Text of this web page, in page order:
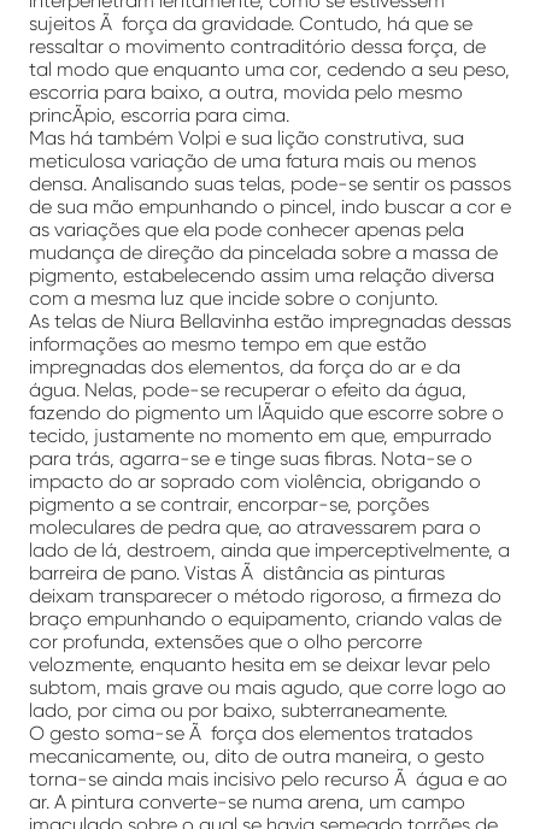
sujeitos Ã força da gravidade. Contudo, há que se
ressaltar o movimento contraditório dessa força, de
tal modo que enquanto uma cor, cedendo a seu peso,
escorria para baixo, a outra, movida pelo mesmo
princÃ­pio, escorria para cima.
Mas há também Volpi e sua lição construtiva, sua
meticulosa variação de uma fatura mais ou menos
densa. Analisando suas telas, pode-se sentir os passos
de sua mão empunhando o pincel, indo buscar a cor e
as variações que ela pode conhecer apenas pela
mudança de direção da pincelada sobre a massa de
pigmento, estabelecendo assim uma relação diversa
com a mesma luz que incide sobre o conjunto.
As telas de Niura Bellavinha estão impregnadas dessas
informações ao mesmo tempo em que estão
impregnadas dos elementos, da força do ar e da
água. Nelas, pode-se recuperar o efeito da água,
fazendo do pigmento um lÃ­quido que escorre sobre o
tecido, justamente no momento em que, empurrado
para trás, agarra-se e tinge suas fibras. Nota-se o
impacto do ar soprado com violência, obrigando o
pigmento a se contrair, encorpar-se, porções
moleculares de pedra que, ao atravessarem para o
lado de lá, destroem, ainda que imperceptivelmente, a
barreira de pano. Vistas Ã distância as pinturas
deixam transparecer o método rigoroso, a firmeza do
braço empunhando o equipamento, criando valas de
cor profunda, extensões que o olho percorre
velozmente, enquanto hesita em se deixar levar pelo
subtom, mais grave ou mais agudo, que corre logo ao
lado, por cima ou por baixo, subterraneamente.
O gesto soma-se Ã força dos elementos tratados
mecanicamente, ou, dito de outra maneira, o gesto
torna-se ainda mais incisivo pelo recurso Ã água e ao
ar. A pintura converte-se numa arena, um campo